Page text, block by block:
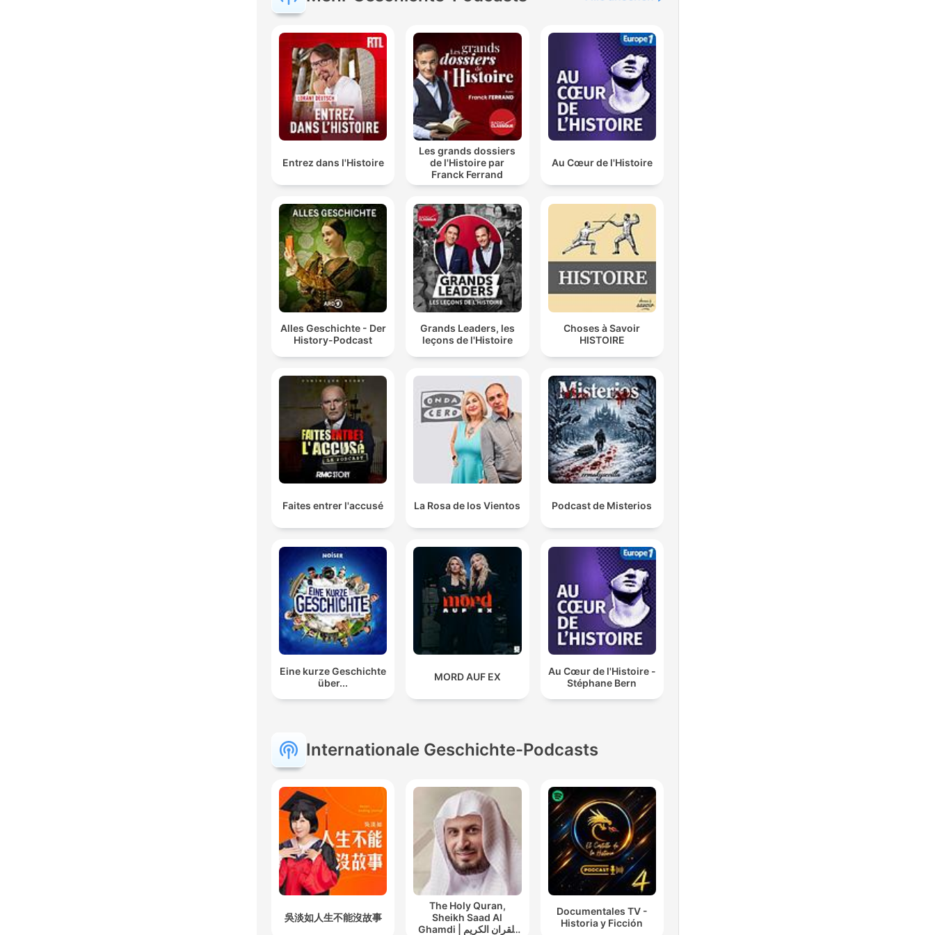
Entrez dans l'Histoire
Les grands dossiers
de l'Histoire par
Franck Ferrand
Au Cœur de l'Histoire
Alles Geschichte - Der
History-Podcast
Grands Leaders, les
leçons de l'Histoire
Choses à Savoir
HISTOIRE
Faites entrer l'accusé La Rosa de los Vientos Podcast de Misterios
Eine kurze Geschichte
über...
MORD AUF EX
Au Cœur de l'Histoire -
Stéphane Bern
Internationale Geschichte-Podcasts
吳淡如人生不能沒故事
The Holy Quran,
Sheikh Saad Al
Ghamdi | القران الكريم
Documentales TV -
Historia y Ficción